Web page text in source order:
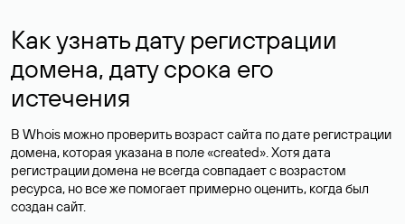
Как узнать дату регистрации
домена, дату срока его
истечения
В Whois можно проверить возраст сайта по дате регистрации
домена, которая указана в поле «created». Хотя дата
регистрации домена не всегда совпадает с возрастом
ресурса, но все же помогает примерно оценить, когда был
создан сайт.